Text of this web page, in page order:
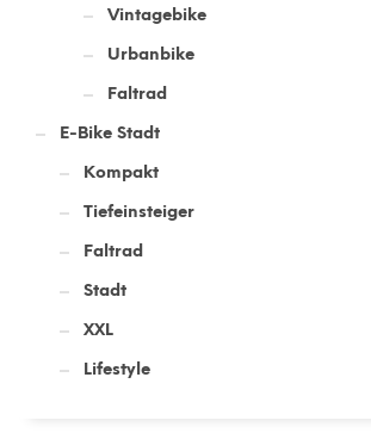
Vintagebike
Urbanbike
Faltrad
E-Bike Stadt
Kompakt
Tiefeinsteiger
Faltrad
Stadt
XXL
Lifestyle